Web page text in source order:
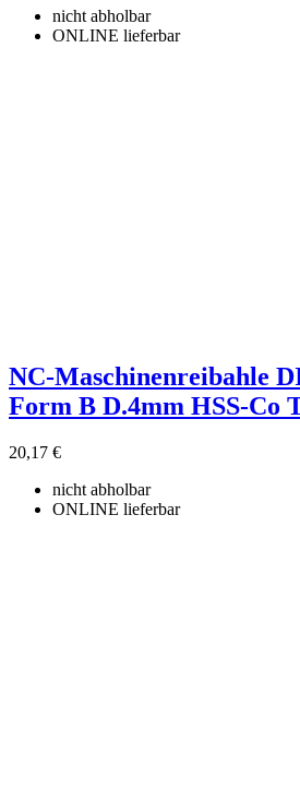
nicht abholbar
ONLINE lieferbar
NC-Maschinenreibahle
Form B D.4mm HSS-Co
20,17 €
nicht abholbar
ONLINE lieferbar